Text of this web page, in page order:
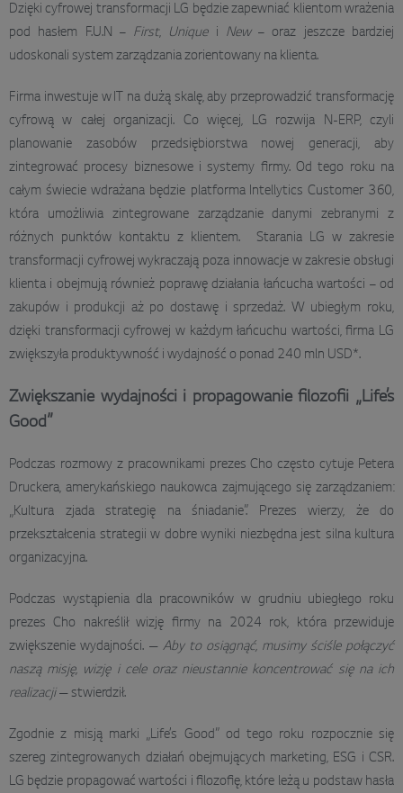
Dzięki cyfrowej transformacji LG będzie zapewniać klientom wrażenia
pod hasłem F.U.N – First, Uniquei New– oraz jeszcze bardziej
udoskonali system zarządzania zorientowany na klienta.
Firma inwestuje w IT na dużą skalę, aby przeprowadzić transformację
cyfrową w całej organizacji. Co więcej, LG rozwija N-ERP, czyli
planowanie zasobów przedsiębiorstwa nowej generacji, aby
zintegrować procesy biznesowe i systemy firmy. Od tego roku na
całym świecie wdrażana będzie platforma Intellytics Customer 360,
która umożliwia zintegrowane zarządzanie danymi zebranymi z
różnych punktów kontaktu z klientem. Starania LG w zakresie
transformacji cyfrowej wykraczają poza innowacje w zakresie obsługi
klienta i obejmują również poprawę działania łańcucha wartości – od
zakupów i produkcji aż po dostawę i sprzedaż. W ubiegłym roku,
dzięki transformacji cyfrowej w każdym łańcuchu wartości, firma LG
zwiększyła produktywność i wydajność o ponad 240 mln USD*.
Zwiększanie wydajności i propagowanie filozofii „Life’s
Good”
Podczas rozmowy z pracownikami prezes Cho często cytuje Petera
Druckera, amerykańskiego naukowca zajmującego się zarządzaniem:
„Kultura zjada strategię na śniadanie”. Prezes wierzy, że do
przekształcenia strategii w dobre wyniki niezbędna jest silna kultura
organizacyjna.
Podczas wystąpienia dla pracowników w grudniu ubiegłego roku
prezes Cho nakreślił wizję firmy na 2024 rok, która przewiduje
zwiększenie wydajności. — Aby to osiągnąć, musimy ściśle połączyć
naszą misję, wizję i cele oraz nieustannie koncentrować się na ich
realizacji— stwierdził.
Zgodnie z misją marki „Life’s Good” od tego roku rozpocznie się
szereg zintegrowanych działań obejmujących marketing, ESG i CSR.
LG będzie propagować wartości i filozofię, które leżą u podstaw hasła